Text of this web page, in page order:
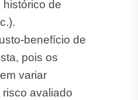
histórico de
benefício de
pois os
variar
avaliado